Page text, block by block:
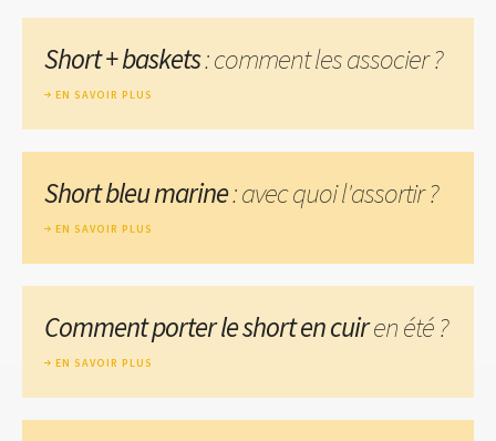
Short + baskets: comment les associer ?
EN SAVOIR PLUS
Short bleu marine: avec quoi l'assortir ?
EN SAVOIR PLUS
Comment porter le short en cuiren été ?
EN SAVOIR PLUS